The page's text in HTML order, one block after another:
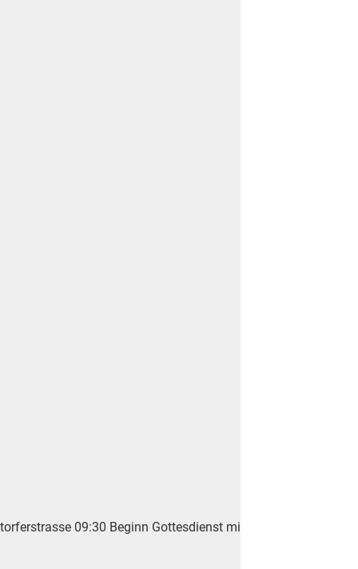
09:30 Beginn Gottesdienst mit Station beim Coop